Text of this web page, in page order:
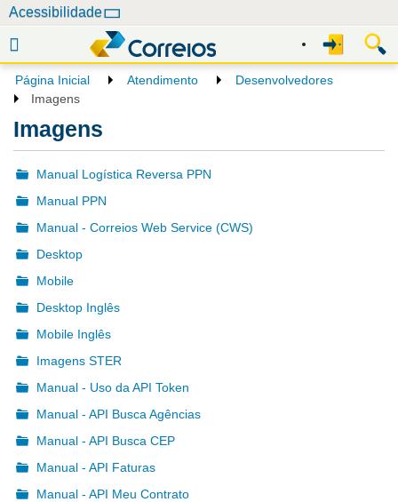
Acessibilidade
Página Inicial Atendimento
Desenvolvedores
Imagens
Imagens
Manual Logística Reversa PPN
Manual PPN
Manual - Correios Web Service (CWS)
Desktop
Mobile
Desktop Inglês
Mobile Inglês
Imagens STER
Manual - Uso da API Token
Manual - API Busca Agências
Manual - API Busca CEP
Manual - API Faturas
Manual - API Meu Contrato